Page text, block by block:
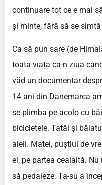
continuare tot ce e mai
și minte, fără să se
Ca să pun sare (de
toată viața că-n ziua
văd un documentar
14 ani din Danemarca
se plimba pe acolo cu
bicicletele. Tatăl și
aleii. Matei, puștiul de
ei, pe partea cealaltă. Nu
să pedaleze. Ta-su a